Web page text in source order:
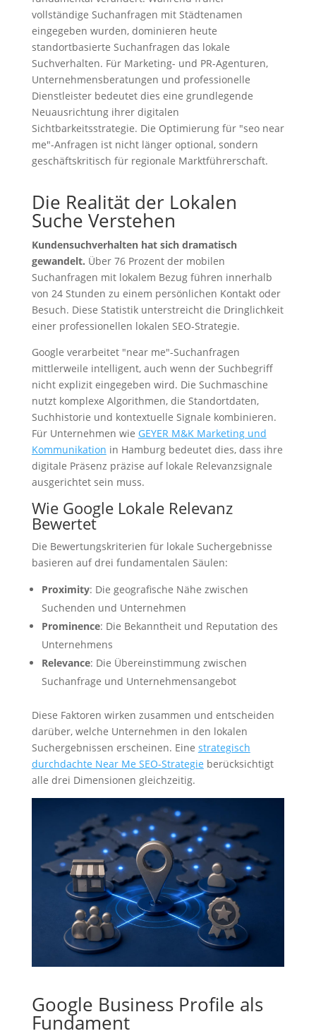
vollständige Suchanfragen mit Städtenamen
eingegeben wurden, dominieren heute
standortbasierte Suchanfragen das lokale
Suchverhalten. Für Marketing- und PR-Agenturen,
Unternehmensberatungen und professionelle
Dienstleister bedeutet dies eine grundlegende
Neuausrichtung ihrer digitalen
Sichtbarkeitsstrategie. Die Optimierung für "seo near
me"-Anfragen ist nicht länger optional, sondern
geschäftskritisch für regionale Marktführerschaft.
Die Realität der Lokalen
Suche Verstehen
Kundensuchverhalten hat sich dramatisch
gewandelt. Über 76 Prozent der mobilen
Suchanfragen mit lokalem Bezug führen innerhalb
von 24 Stunden zu einem persönlichen Kontakt oder
Besuch. Diese Statistik unterstreicht die Dringlichkeit
einer professionellen lokalen SEO-Strategie.
Google verarbeitet "near me"-Suchanfragen
mittlerweile intelligent, auch wenn der Suchbegriff
nicht explizit eingegeben wird. Die Suchmaschine
nutzt komplexe Algorithmen, die Standortdaten,
Suchhistorie und kontextuelle Signale kombinieren.
Für Unternehmen wie GEYER M&K Marketing und
Kommunikation in Hamburg bedeutet dies, dass ihre
digitale Präsenz präzise auf lokale Relevanzsignale
ausgerichtet sein muss.
Wie Google Lokale Relevanz
Bewertet
Die Bewertungskriterien für lokale Suchergebnisse
basieren auf drei fundamentalen Säulen:
Proximity: Die geografische Nähe zwischen
Suchenden und Unternehmen
Prominence: Die Bekanntheit und Reputation des
Unternehmens
Relevance: Die Übereinstimmung zwischen
Suchanfrage und Unternehmensangebot
Diese Faktoren wirken zusammen und entscheiden
darüber, welche Unternehmen in den lokalen
Suchergebnissen erscheinen. Eine strategisch
durchdachte Near Me SEO-Strategie berücksichtigt
alle drei Dimensionen gleichzeitig.
Google Business Profile als
Fundament